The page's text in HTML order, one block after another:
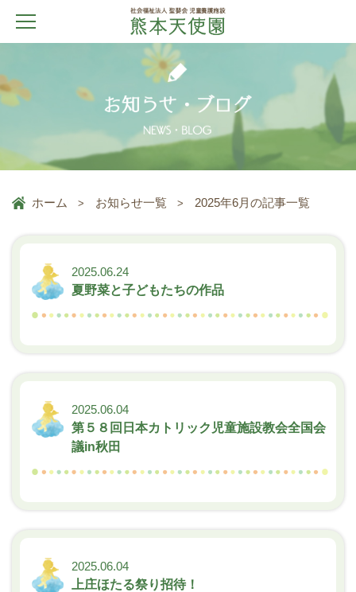
ホーム お知らせ一覧 2025年6月の記事一覧
2025.06.24
夏野菜と子どもたちの作品
2025.06.04
第５８回日本カトリック児童施設教会全国会
議in秋田
2025.06.04
上庄ほたる祭り招待！